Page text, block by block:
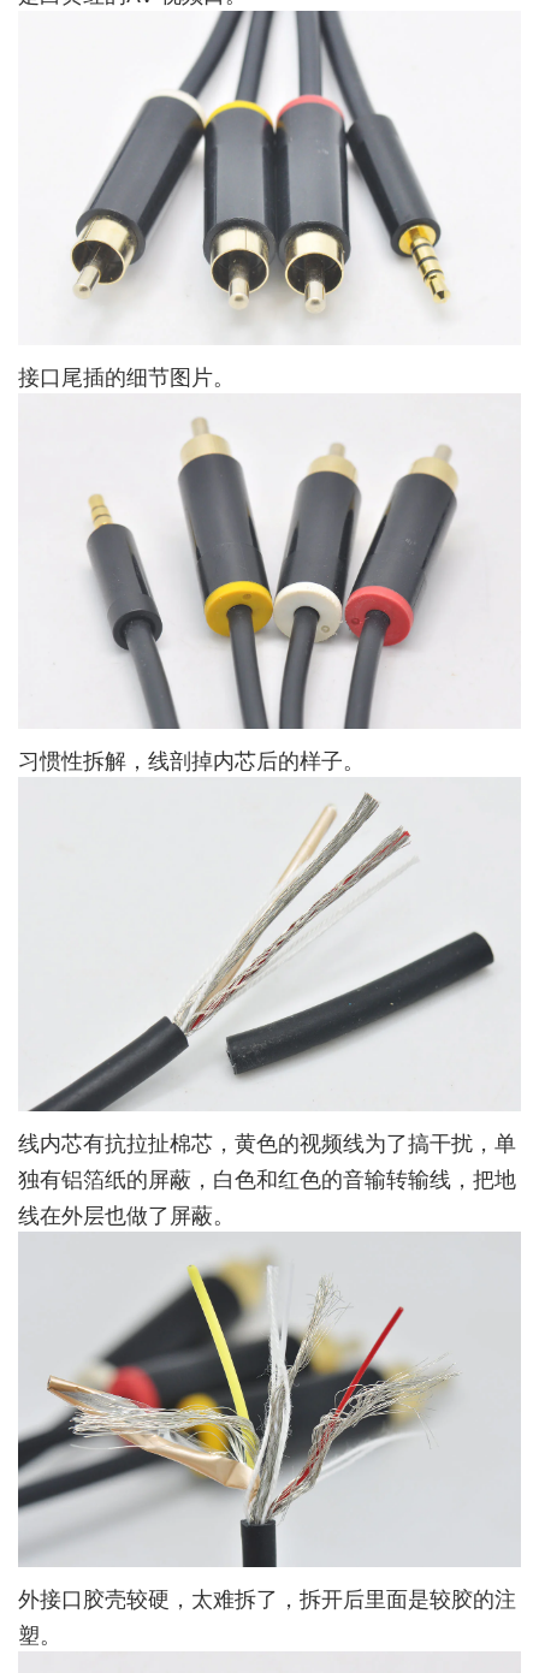
接口尾插的细节图片。
习惯性拆解，线剖掉内芯后的样子。
线内芯有抗拉扯棉芯，黄色的视频线为了搞干扰，单
独有铝箔纸的屏蔽，白色和红色的音输转输线，把地
线在外层也做了屏蔽。
外接口胶壳较硬，太难拆了，拆开后里面是较胶的注
塑。